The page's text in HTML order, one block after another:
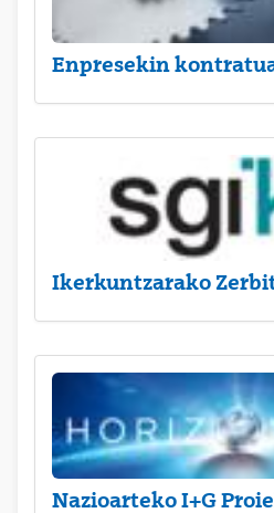
Enpresekin
Ikerkuntzarako
Nazioarteko I+G